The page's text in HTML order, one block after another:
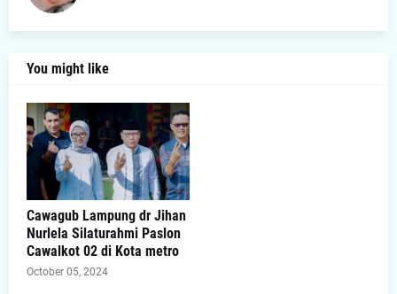
You might like
Cawagub Lampung dr Jihan
Nurlela Silaturahmi Paslon
Cawalkot 02 di Kota metro
October 05, 2024